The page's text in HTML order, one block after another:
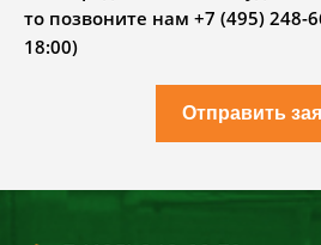
то позвоните нам +7 (495) 248-
18:00)
Отправить